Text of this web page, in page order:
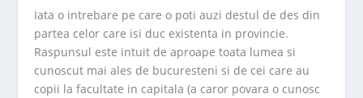
Iata o intrebare pe care o poti auzi destul de des din
partea celor care isi duc existenta in provincie.
Raspunsul este intuit de aproape toata lumea si
cunoscut mai ales de bucuresteni si de cei care au
copii la facultate in capitala (a caror povara o cunosc